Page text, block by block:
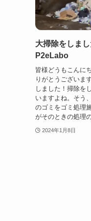
大掃除をしま
P2eLabo
皆様どうもこんに
りがとうございま
しました！掃除を
いますよね。そう
のゴミをゴミ処理
がそのときの処理
2024年1月8日